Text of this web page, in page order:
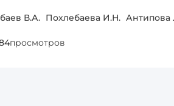
В.А. Похлебаева И.Н. Антипова
просмотров